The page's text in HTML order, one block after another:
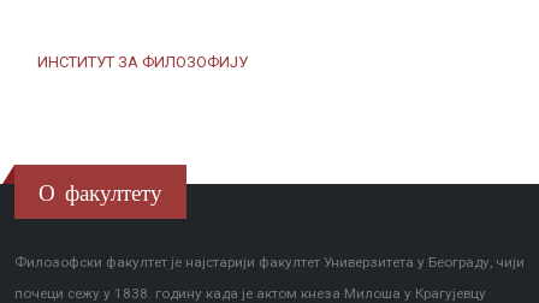
ИНСТИТУТ ЗА ФИЛОЗОФИЈУ
О факултету
Филозофски факултет је најстарији факултет Универзитета у Београду, чији
почеци сежу у 1838. годину када је актом кнеза Милоша у Крагујевцу